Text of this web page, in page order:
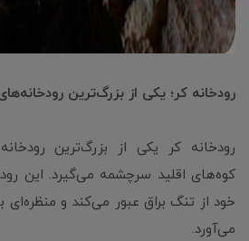
رودخانه کر؛ یکی از بزرگ‌ترین
رودخانه کر یکی از بزرگ‌ترین
کوه‌های اقلید سرچشمه می‌گیرد. این
خود از تنگ براق عبور می‌کند و منظره‌ای
می‌آورد.